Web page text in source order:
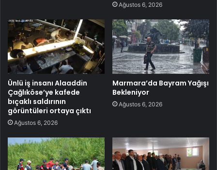
Ağustos 6, 2026
Ünlü iş insanı Alaaddin
Çağlıköse’ye kafede
bıçaklı saldırının
görüntüleri ortaya çıktı
Ağustos 6, 2026
Marmara’da Bayram Yağışı
Bekleniyor
Ağustos 6, 2026